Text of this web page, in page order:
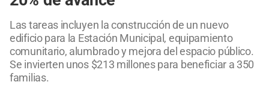
Las tareas incluyen la construcción de un nuevo
edificio para la Estación Municipal, equipamiento
comunitario, alumbrado y mejora del espacio público.
Se invierten unos $213 millones para beneficiar a 350
familias.